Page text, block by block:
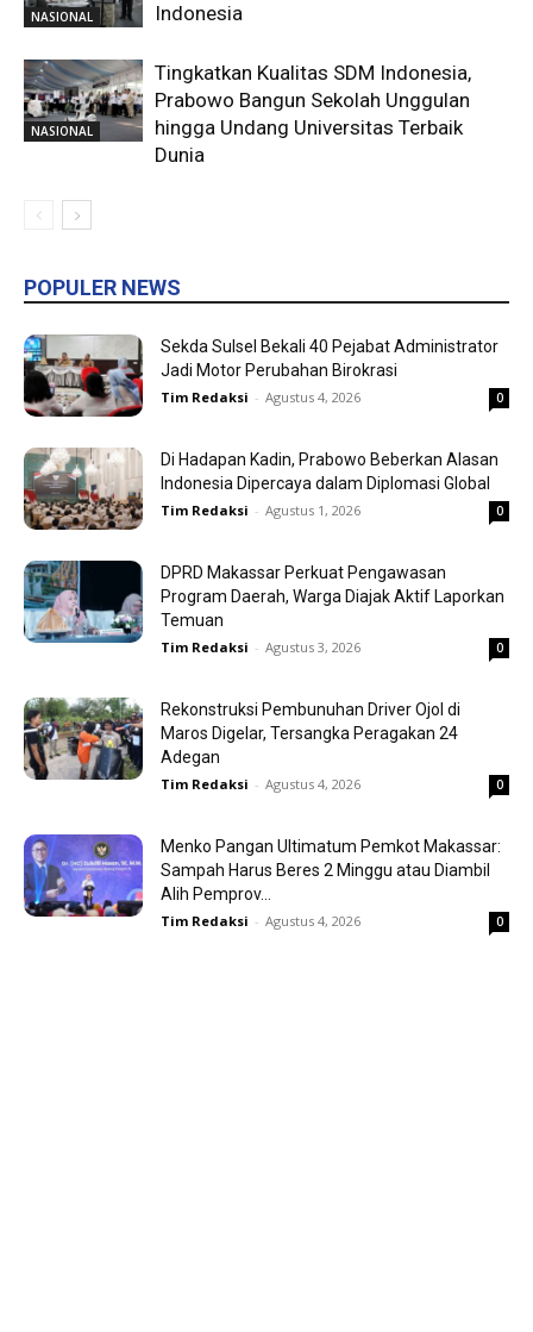
NASIONAL
Indonesia
NASIONAL
Tingkatkan Kualitas SDM Indonesia,
Prabowo Bangun Sekolah Unggulan
hingga Undang Universitas Terbaik
Dunia
POPULER NEWS
Sekda Sulsel Bekali 40 Pejabat Administrator
Jadi Motor Perubahan Birokrasi
Tim Redaksi - Agustus 4, 2026 0
Di Hadapan Kadin, Prabowo Beberkan Alasan
Indonesia Dipercaya dalam Diplomasi Global
Tim Redaksi - Agustus 1, 2026 0
DPRD Makassar Perkuat Pengawasan
Program Daerah, Warga Diajak Aktif Laporkan
Temuan
Tim Redaksi - Agustus 3, 2026 0
Rekonstruksi Pembunuhan Driver Ojol di
Maros Digelar, Tersangka Peragakan 24
Adegan
Tim Redaksi - Agustus 4, 2026 0
Menko Pangan Ultimatum Pemkot Makassar:
Sampah Harus Beres 2 Minggu atau Diambil
Alih Pemprov...
Tim Redaksi - Agustus 4, 2026 0